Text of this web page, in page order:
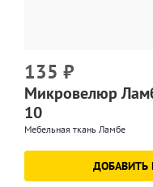
135 ₽
Микровелюр
10
Мебельная ткань Ламбе
ДОБАВИТЬ